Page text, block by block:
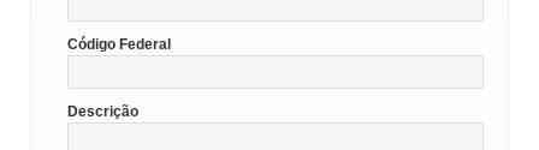
Código Federal
Descrição